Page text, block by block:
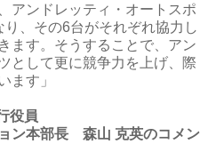
アンドレッティ・オートスポ
、その6台がそれぞれ協力し
ます。そうすることで、アン
として更に競争力を上げ、際
ます」
役員
ン本部長 森山 克英のコメン